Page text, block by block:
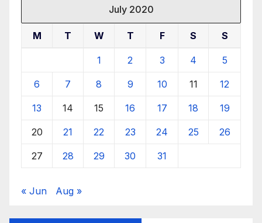
July 2020
M T W T F S S
1 2 3 4 5
6 7 8 9 10 11 12
13 14 15 16 17 18 19
20 21 22 23 24 25 26
27 28 29 30 31
« Jun Aug »